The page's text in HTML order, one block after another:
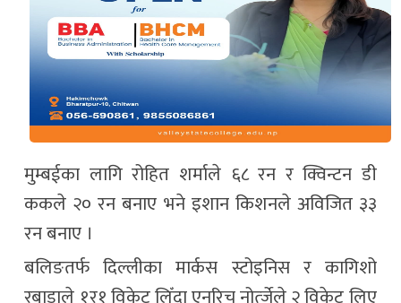
मुम्बईका लागि रोहित शर्माले ६८ रन र क्विन्टन डी
ककले २० रन बनाए भने इशान किशनले अविजित ३३
रन बनाए ।
बलिङतर्फ दिल्लीका मार्कस स्टोइनिस र कागिशो